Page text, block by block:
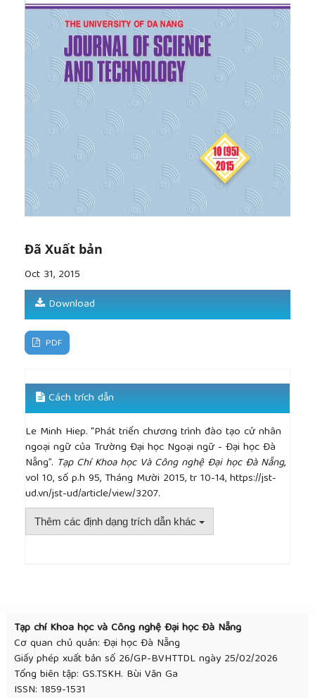
Đã Xuất bản
Oct 31, 2015
Download
PDF
Cách trích dẫn
Le Minh Hiep. “Phát triển chương trình đào tạo cử nhân
ngoại ngữ của Trường Đại học Ngoại ngữ - Đại học Đà
Nẵng”. Tạp Chí Khoa học Và Công nghệ Đại học Đà Nẵng,
vol 10, số p.h 95, Tháng Mười 2015, tr 10-14, https://jst-
ud.vn/jst-ud/article/view/3207.
Thêm các định dạng trích dẫn khác
Tạp chí Khoa học và Công nghệ Đại học Đà Nẵng
Cơ quan chủ quản: Đại học Đà Nẵng
Giấy phép xuất bản số 26/GP-BVHTTDL ngày 25/02/2026
Tổng biên tập: GS.TSKH. Bùi Văn Ga
ISSN: 1859-1531